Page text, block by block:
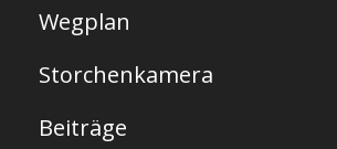
Wegplan
Storchenkamera
Beiträge